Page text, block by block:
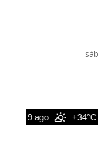
9 ago +34°C